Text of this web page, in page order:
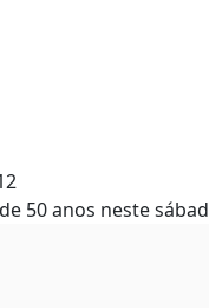
50 anos neste